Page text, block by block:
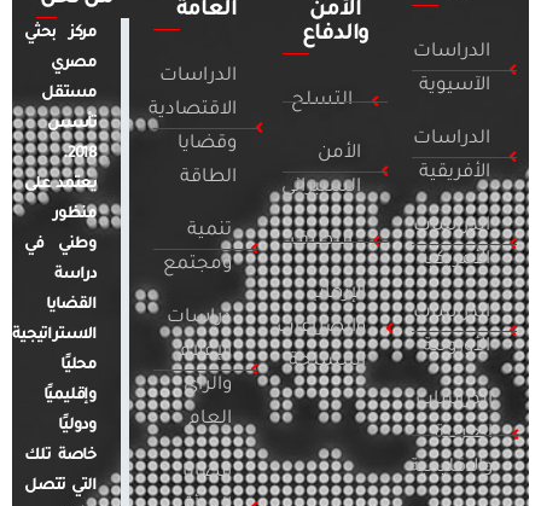
الدراسات
الآسيوية
الدراسات
الأفريقية
الدراسات
الأمريكية
الدراسات
الأوروبية
الدراسات
العربية
والإقليمية
الأمن
والدفاع
التسلح
الأمن
السيبراني
التطرف
الإرهاب
والصراعات
المسلحة
العامة
الدراسات
الاقتصادية
وقضايا
الطاقة
تنمية
ومجتمع
دراسات
الإعلام
والرأي
العام
قضايا
مركز بحثي
مصري
مستقل
تأسس
2018.
يعتمد على
منظور
وطني في
دراسة
القضايا
الاستراتيجية
محليًا
وإقليميًا
ودوليًا
خاصة تلك
التي تتصل